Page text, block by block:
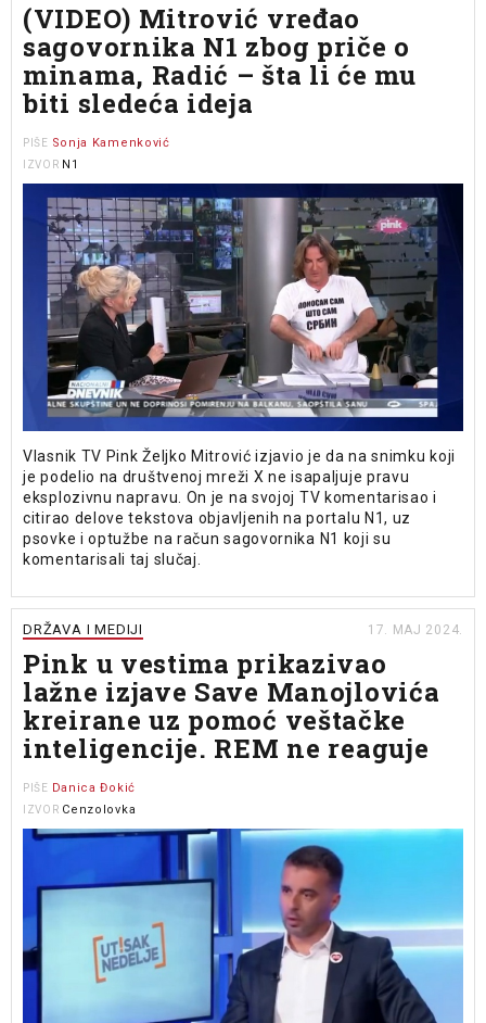
(VIDEO) Mitrović vređao
sagovornika N1 zbog priče o
minama, Radić – šta li će mu
biti sledeća ideja
PIŠE Sonja Kamenković
IZVOR N1
Vlasnik TV Pink Željko Mitrović izjavio je da na snimku koji
je podelio na društvenoj mreži X ne isapaljuje pravu
eksplozivnu napravu. On je na svojoj TV komentarisao i
citirao delove tekstova objavljenih na portalu N1, uz
psovke i optužbe na račun sagovornika N1 koji su
komentarisali taj slučaj.
DRŽAVA I MEDIJI 17. MAJ 2024.
Pink u vestima prikazivao
lažne izjave Save Manojlovića
kreirane uz pomoć veštačke
inteligencije. REM ne reaguje
PIŠE Danica Đokić
IZVOR Cenzolovka